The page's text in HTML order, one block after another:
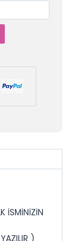
İSMİNİZİN
)